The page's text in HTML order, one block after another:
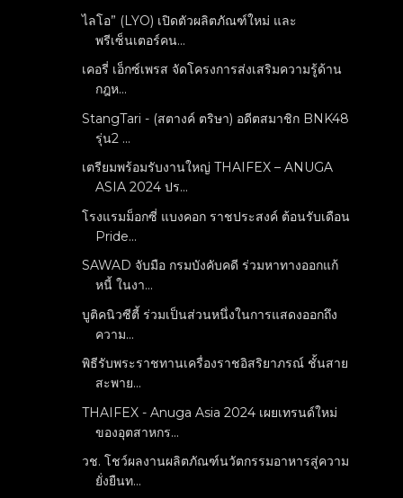
ไลโอ” (LYO) เปิดตัวผลิตภัณฑ์ใหม่ และ
พรีเซ็นเตอร์คน...
เคอรี่ เอ็กซ์เพรส จัดโครงการส่งเสริมความรู้ด้าน
กฎห...
StangTari - (สตางค์ ตริษา) อดีตสมาชิก BNK48
รุ่น2 ...
เตรียมพร้อมรับงานใหญ่ THAIFEX – ANUGA
ASIA 2024 ปร...
โรงแรมม็อกซี่ แบงคอก ราชประสงค์ ต้อนรับเดือน
Pride...
SAWAD จับมือ กรมบังคับคดี ร่วมหาทางออกแก้
หนี้ ในงา...
บูติคนิวซีตี้ ร่วมเป็นส่วนหนึ่งในการแสดงออกถึง
ความ...
พิธีรับพระราชทานเครื่องราชอิสริยาภรณ์ ชั้นสาย
สะพาย...
THAIFEX - Anuga Asia 2024 เผยเทรนด์ใหม่
ของอุตสาหกร...
วช. โชว์ผลงานผลิตภัณฑ์นวัตกรรมอาหารสู่ความ
ยั่งยืนท...